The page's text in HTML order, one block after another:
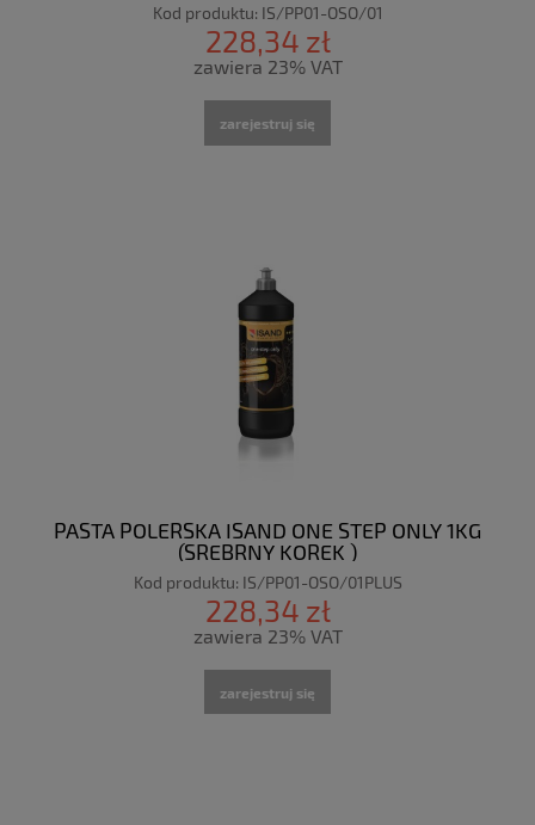
Kod produktu: IS/PP01-OSO/01
228,34 zł
zawiera 23% VAT
zarejestruj się
PASTA POLERSKA ISAND ONE STEP ONLY 1KG
(SREBRNY KOREK )
Kod produktu: IS/PP01-OSO/01PLUS
228,34 zł
zawiera 23% VAT
zarejestruj się